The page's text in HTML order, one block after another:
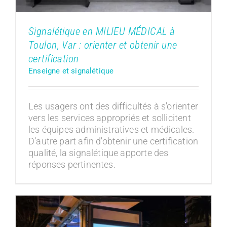
Signalétique en MILIEU MÉDICAL à
Toulon, Var : orienter et obtenir une
certification
Enseigne et signalétique
Les usagers ont des difficultés à s'orienter
vers les services appropriés et sollicitent
les équipes administratives et médicales.
D’autre part afin d'obtenir une certification
qualité, la signalétique apporte des
réponses pertinentes.